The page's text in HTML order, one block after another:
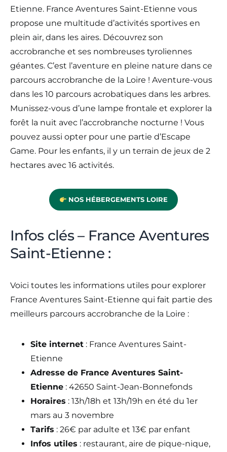
Etienne. France Aventures Saint-Etienne vous
propose une multitude d’activités sportives en
plein air, dans les aires. Découvrez son
accrobranche et ses nombreuses tyroliennes
géantes. C’est l’aventure en pleine nature dans ce
parcours accrobranche de la Loire ! Aventure-vous
dans les 10 parcours acrobatiques dans les arbres.
Munissez-vous d’une lampe frontale et explorer la
forêt la nuit avec l’accrobranche nocturne ! Vous
pouvez aussi opter pour une partie d’Escape
Game. Pour les enfants, il y un terrain de jeux de 2
hectares avec 16 activités.
NOS HÉBERGEMENTS LOIRE
Infos clés – France Aventures
Saint-Etienne :
Voici toutes les informations utiles pour explorer
France Aventures Saint-Etienne qui fait partie des
meilleurs parcours accrobranche de la Loire :
Site internet : France Aventures Saint-
Etienne
Adresse de France Aventures Saint-
Etienne : 42650 Saint-Jean-Bonnefonds
Horaires : 13h/18h et 13h/19h en été du 1er
mars au 3 novembre
Tarifs : 26€ par adulte et 13€ par enfant
Infos utiles : restaurant, aire de pique-nique,